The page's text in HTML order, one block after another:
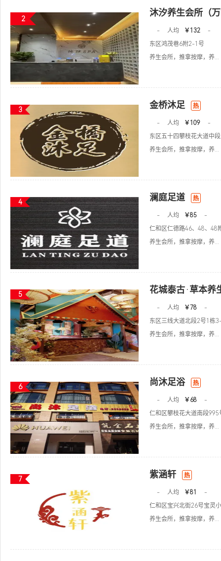
2
沐汐养生会所（
- 人均 ￥132
-
东区鸿茂巷6附2-1号
养生会所，推拿按摩，养...
3 金桥沐足 热
- 人均 ￥109
-
东区五十四攀枝花大道中
养生会所，推拿按摩，养...
4 澜庭足道 热
- 人均 ￥85
-
仁和区仁德路46、48、48
养生会所，推拿按摩，养...
5 花城泰古·草本养
- 人均 ￥78
-
东区三线大道北段2号1栋
养生会所，推拿按摩，养...
6 尚沐足浴 热
- 人均 ￥68
-
仁和区攀枝花大道南段
养生会所，推拿按摩，养...
7 紫涵轩 热
- 人均 ￥81
-
仁和区宝兴北街26号宝灵
养生会所，推拿按摩，养...